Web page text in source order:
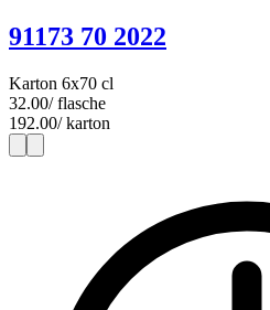
91173 70 2022
Karton 6x70 cl
32.00/ flasche
192.00/ karton
1